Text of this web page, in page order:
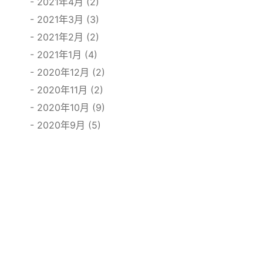
2021年3月 (3)
2021年2月 (2)
2021年1月 (4)
2020年12月 (2)
2020年11月 (2)
2020年10月 (9)
2020年9月 (5)